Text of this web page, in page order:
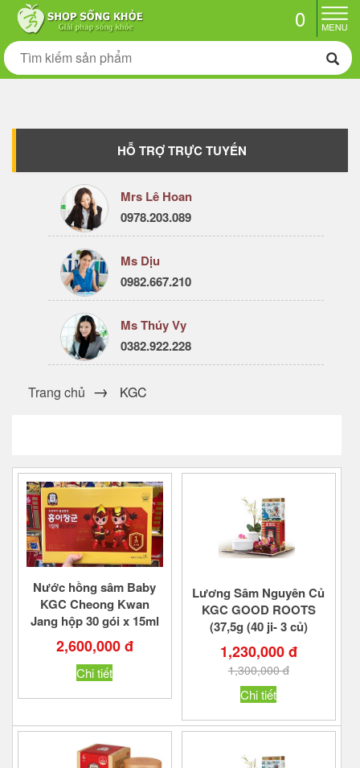
0
HỖ TRỢ TRỰC TUYẾN
Mrs Lê Hoan
0978.203.089
Ms Dịu
0982.667.210
Ms Thúy Vy
0382.922.228
Trang chủ KGC
Nước hồng sâm Baby
KGC Cheong Kwan
Jang hộp 30 gói x 15ml
2,600,000 đ
Chi tiết
Lương Sâm Nguyên Củ
KGC GOOD ROOTS
(37,5g (40 ji- 3 củ)
1,230,000 đ
1,300,000 đ
Chi tiết